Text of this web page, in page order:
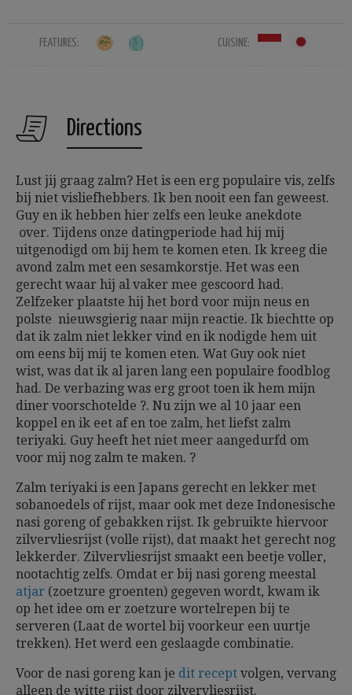
FEATURES: CUISINE:
Directions
Lust jij graag zalm? Het is een erg populaire vis, zelfs
bij niet visliefhebbers. Ik ben nooit een fan geweest.
Guy en ik hebben hier zelfs een leuke anekdote
over. Tijdens onze datingperiode had hij mij
uitgenodigd om bij hem te komen eten. Ik kreeg die
avond zalm met een sesamkorstje. Het was een
gerecht waar hij al vaker mee gescoord had.
Zelfzeker plaatste hij het bord voor mijn neus en
polste nieuwsgierig naar mijn reactie. Ik biechtte op
dat ik zalm niet lekker vind en ik nodigde hem uit
om eens bij mij te komen eten. Wat Guy ook niet
wist, was dat ik al jaren lang een populaire foodblog
had. De verbazing was erg groot toen ik hem mijn
diner voorschotelde ?. Nu zijn we al 10 jaar een
koppel en ik eet af en toe zalm, het liefst zalm
teriyaki. Guy heeft het niet meer aangedurfd om
voor mij nog zalm te maken. ?
Zalm teriyaki is een Japans gerecht en lekker met
sobanoedels of rijst, maar ook met deze Indonesische
nasi goreng of gebakken rijst. Ik gebruikte hiervoor
zilvervliesrijst (volle rijst), dat maakt het gerecht nog
lekkerder. Zilvervliesrijst smaakt een beetje voller,
nootachtig zelfs. Omdat er bij nasi goreng meestal
atjar (zoetzure groenten) gegeven wordt, kwam ik
op het idee om er zoetzure wortelrepen bij te
serveren (Laat de wortel bij voorkeur een uurtje
trekken). Het werd een geslaagde combinatie.
Voor de nasi goreng kan je dit recept volgen, vervang
alleen de witte rijst door zilvervliesrijst.